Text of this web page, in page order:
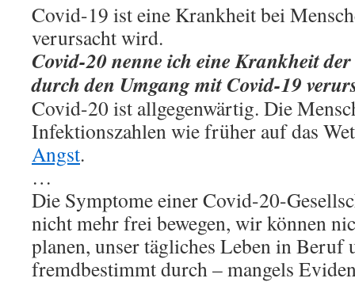
Covid-19 ist eine Krankheit bei
verursacht wird.
Covid-20 nenne ich eine Krankheit
durch den Umgang mit Covid-19
Covid-20 ist allgegenwärtig. Die
Infektionszahlen wie früher auf das
Angst.
…
Die Symptome einer Covid-20-
nicht mehr frei bewegen, wir können
planen, unser tägliches Leben in
fremdbestimmt durch – mangels